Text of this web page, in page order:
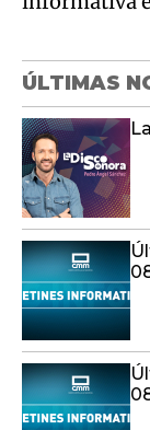
ÚLTIMAS